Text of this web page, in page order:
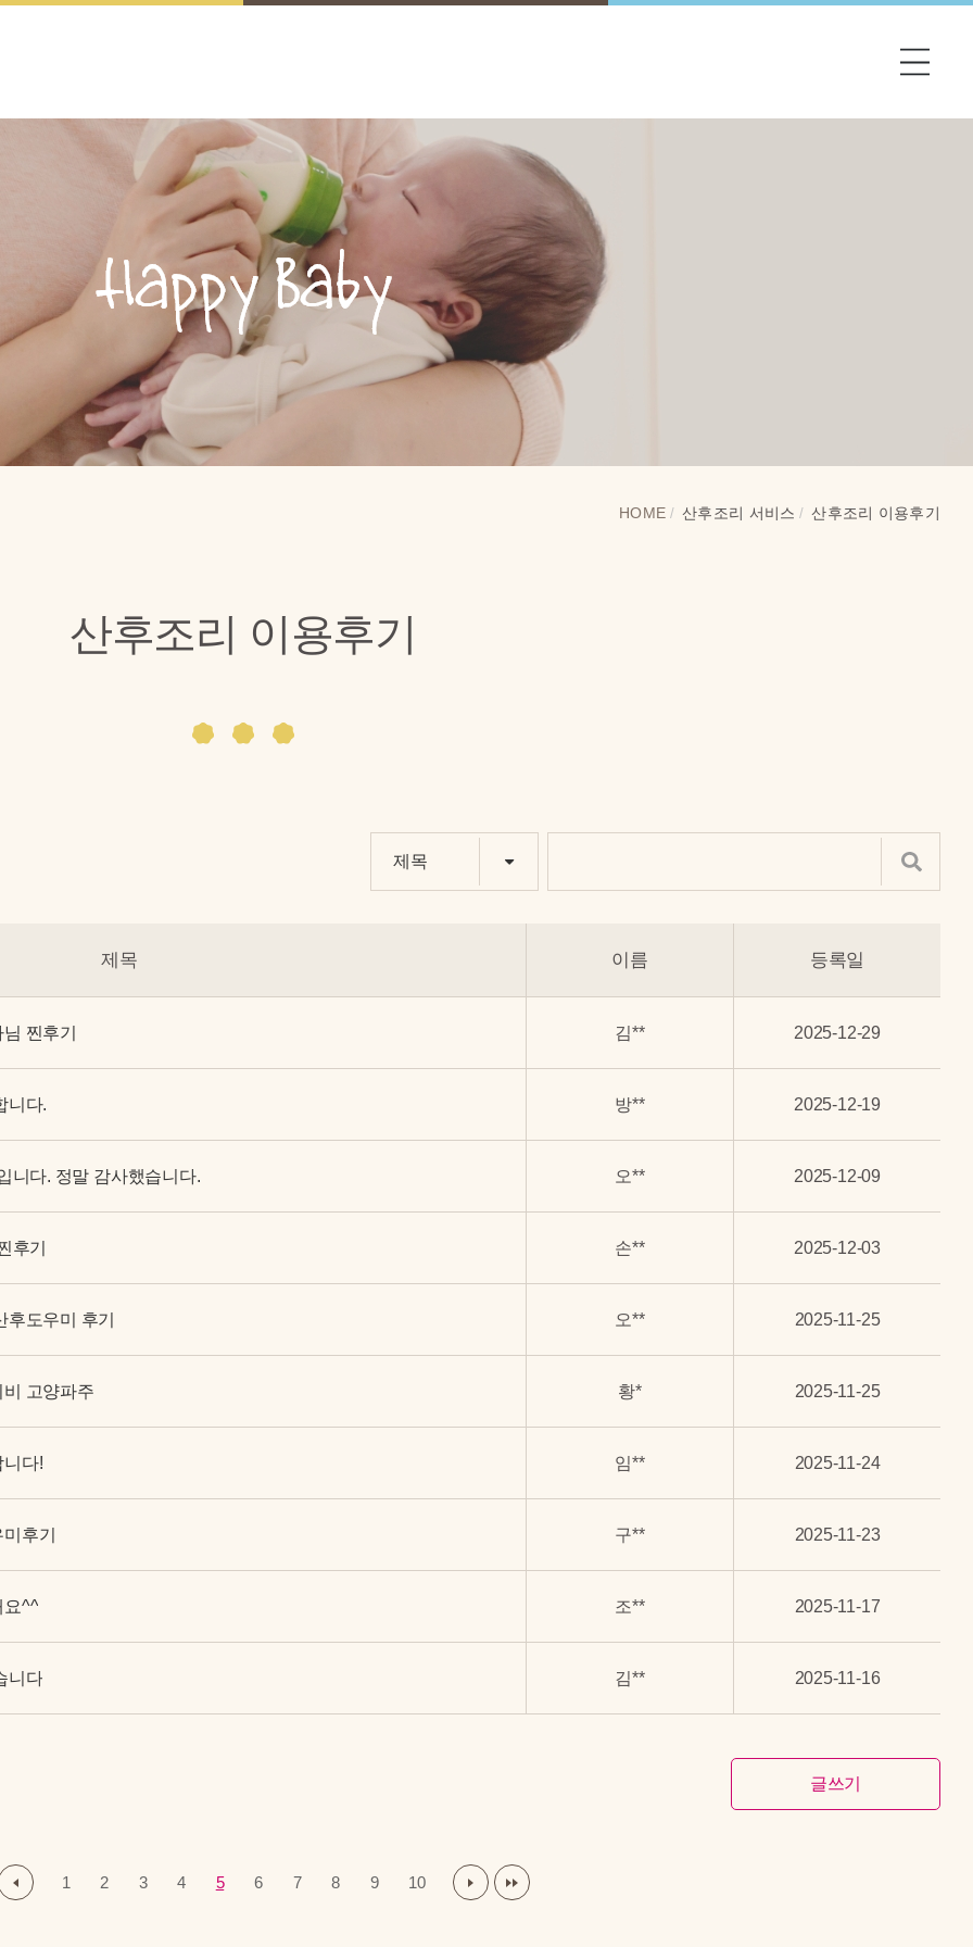
HOME 산후조리 서비스 산후조리 이용후기
산후조리 이용후기
제목 이름 등록일
찐후기 김** 2025-12-29
니다. 방** 2025-12-19
니다. 정말 감사했습니다. 오** 2025-12-09
후기 손** 2025-12-03
도우미 후기 오** 2025-11-25
고양파주 황* 2025-11-25
니다! 임** 2025-11-24
후기 구** 2025-11-23
요^^ 조** 2025-11-17
니다 김** 2025-11-16
글쓰기
1 2 3 4 5 6 7 8 9 10